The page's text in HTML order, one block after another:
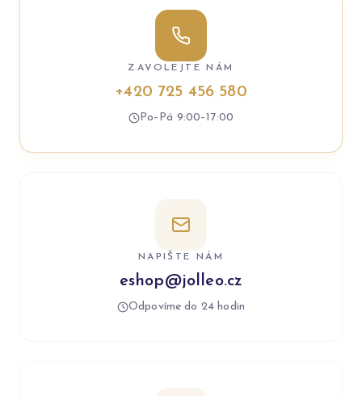
ZAVOLEJTE NÁM
+420 725 456 580
Po–Pá 9:00–17:00
NAPIŠTE NÁM
eshop@jolleo.cz
Odpovíme do 24 hodin